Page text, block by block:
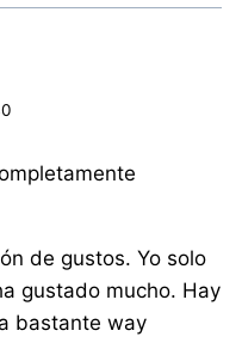
de gustos. Yo solo
gustado mucho. Hay
bastante way